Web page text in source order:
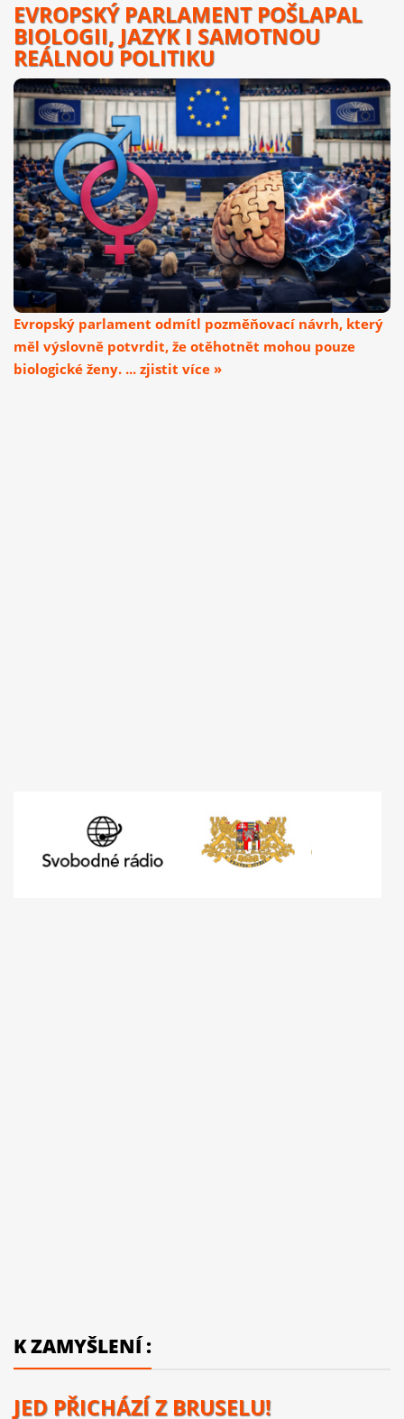
EVROPSKÝ PARLAMENT POŠLAPAL
BIOLOGII, JAZYK I SAMOTNOU
REÁLNOU POLITIKU
Evropský parlament odmítl pozměňovací návrh, který
měl výslovně potvrdit, že otěhotnět mohou pouze
biologické ženy. ... zjistit více »
K ZAMYŠLENÍ :
JED PŘICHÁZÍ Z BRUSELU!